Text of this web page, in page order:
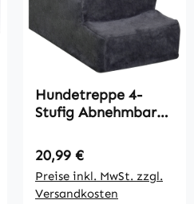
Hundetreppe 4-
Stufig Abnehmbarer
Hunde 44 cm
Dunkelgrau
Regulärer Preis:
20,99 €
Preise inkl. MwSt. zzgl.
Versandkosten